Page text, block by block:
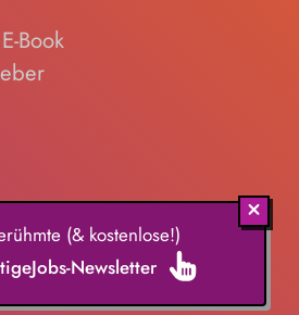
Book
(& kostenlose!)
Newsletter